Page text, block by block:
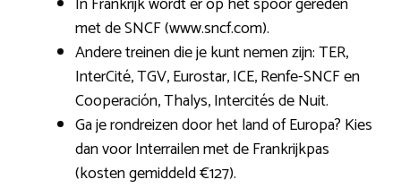
met de SNCF (www.sncf.com).
Andere treinen die je kunt nemen zijn: TER,
InterCité, TGV, Eurostar, ICE, Renfe-SNCF en
Cooperación, Thalys, Intercités de Nuit.
Ga je rondreizen door het land of Europa? Kies
dan voor Interrailen met de Frankrijkpas
(kosten gemiddeld €127).